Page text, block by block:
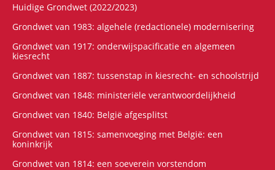
Huidige Grondwet (2022/2023)
Grondwet van 1983: algehele (redactionele) modernisering
Grondwet van 1917: onderwijspacificatie en algemeen
kiesrecht
Grondwet van 1887: tussenstap in kiesrecht- en schoolstrijd
Grondwet van 1848: ministeriële verantwoordelijkheid
Grondwet van 1840: België afgesplitst
Grondwet van 1815: samenvoeging met België: een
koninkrijk
Grondwet van 1814: een soeverein vorstendom